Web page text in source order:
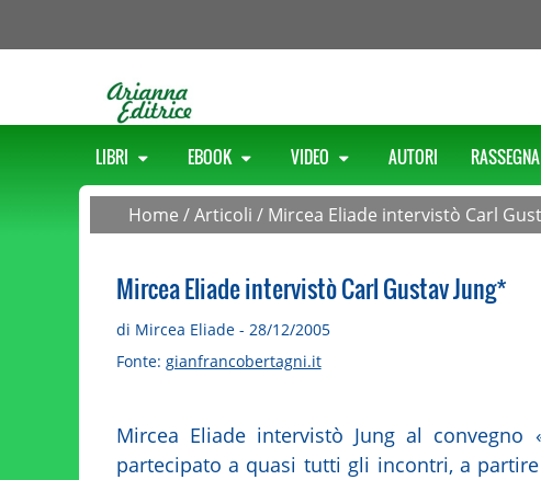
LIBRI EBOOK VIDEO AUTORI
Home /Articoli / Mircea Eliade intervistò Carl
Mircea Eliade intervistò Carl Gustav Jung*
di Mircea Eliade - 28/12/2005
Fonte: gianfrancobertagni.it
Mircea Eliade intervistò Jung al convegno
partecipato a quasi tutti gli incontri, a